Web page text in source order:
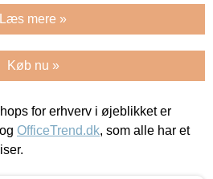
Læs mere »
Køb nu »
for erhverv i øjeblikket er
og OfficeTrend.dk, som alle har et